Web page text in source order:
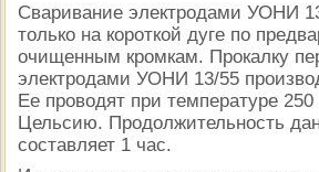
Сваривание электродами УОНИ
только на короткой дуге по
очищенным кромкам. Прокалку
электродами УОНИ 13/55
Ее проводят при температуре 250
Цельсию. Продолжительность
составляет 1 час.